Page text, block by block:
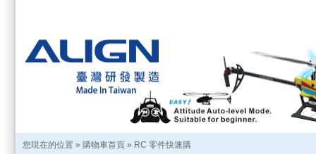
您現在的位置 » 購物車首頁 » RC 零件快速購